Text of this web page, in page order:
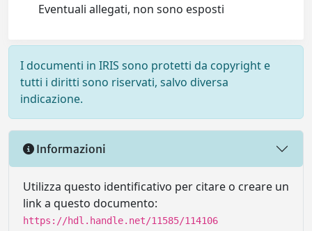
Eventuali allegati, non sono esposti
I documenti in IRIS sono protetti da copyright e
tutti i diritti sono riservati, salvo diversa
indicazione.
Informazioni
Utilizza questo identificativo per citare o creare un
link a questo documento:
https://hdl.handle.net/11585/114106